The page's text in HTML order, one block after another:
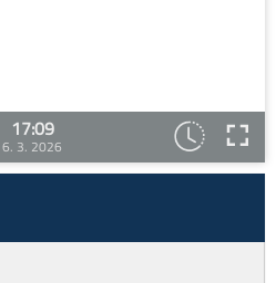
17:09
6. 3. 2026